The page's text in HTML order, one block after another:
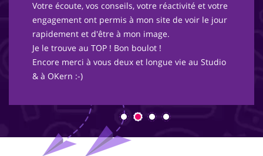
Votre écoute, vos conseils, votre réactivité et votre
engagement ont permis à mon site de voir le jour
rapidement et d'être à mon image.
Je le trouve au TOP ! Bon boulot !
Encore merci à vous deux et longue vie au Studio
& à OKern :-)